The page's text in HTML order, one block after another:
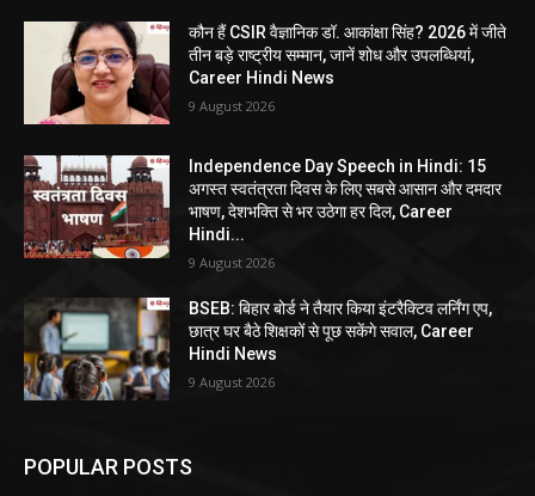
कौन हैं CSIR वैज्ञानिक डॉ. आकांक्षा सिंह? 2026 में जीते
तीन बड़े राष्ट्रीय सम्मान, जानें शोध और उपलब्धियां,
Career Hindi News
9 August 2026
Independence Day Speech in Hindi: 15
अगस्त स्वतंत्रता दिवस के लिए सबसे आसान और दमदार
भाषण, देशभक्ति से भर उठेगा हर दिल, Career
Hindi...
9 August 2026
BSEB: बिहार बोर्ड ने तैयार किया इंटरैक्टिव लर्निंग एप,
छात्र घर बैठे शिक्षकों से पूछ सकेंगे सवाल, Career
Hindi News
9 August 2026
POPULAR POSTS